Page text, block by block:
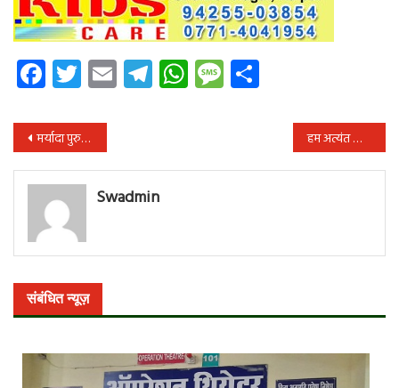
Facebook
Twitter
EmailTelegram
WhatsApp
Message
पोस्ट
नेविगेशन
मर्यादा पुरुषोत्तम श्री राम भाजपा की बपौती नहीं – कांग्रेस हम अत्यंत सौभाग्यशाली हैं, हमारे सामने राम जन्मभूमि पर मंदिर निर्माण प्रारंभ हो रहा है- सुनील सोनी
Swadmin
संबंधित न्यूज़